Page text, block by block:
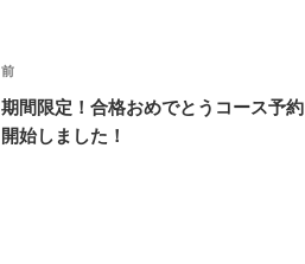
投
稿
ナ
過
去
の
前
期間限定！合格おめでとうコース予約
開始しました！